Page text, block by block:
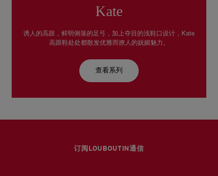
Kate
诱人的高跟，鲜明俐落的足弓，加上夺目的浅鞋口设计，Kate
高跟鞋处处都散发优雅而撩人的妩媚魅力。
查看系列
订阅LOUBOUTIN通信